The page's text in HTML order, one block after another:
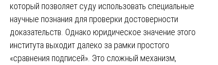
который позволяет суду использовать специальные
научные познания для проверки достоверности
доказательств. Однако юридическое значение этого
института выходит далеко за рамки простого
«сравнения подписей». Это сложный механизм,